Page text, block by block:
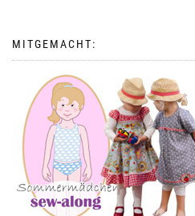
MITGEMACHT: